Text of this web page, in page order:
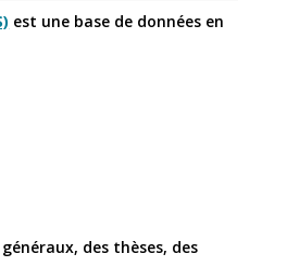
est une base de données en
des thèses, des